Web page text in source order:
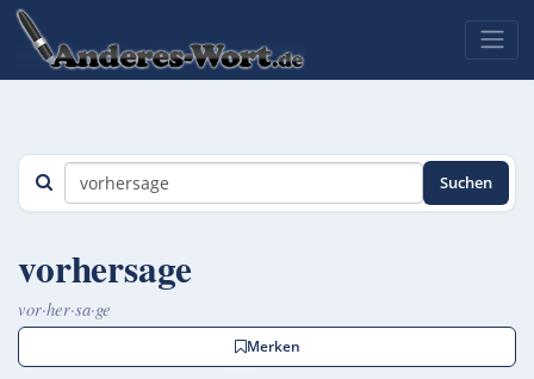
Suchen
vorhersage
vor·her·sa·ge
Merken